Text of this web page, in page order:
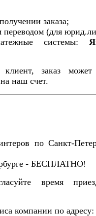
заказа;
переводом (для
системы:
заказ может
наш счет.
по Санкт-
- БЕСПЛАТНО!
время
компании по адресу: